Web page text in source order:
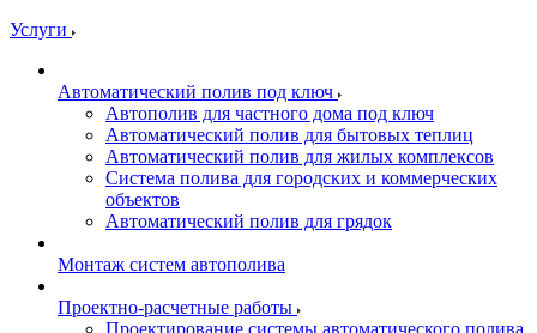
Услуги
Автоматический полив под ключ
Автополив для частного дома под ключ
Автоматический полив для бытовых теплиц
Автоматический полив для жилых комплексов
Система полива для городских и коммерческих
объектов
Автоматический полив для грядок
Монтаж систем автополива
Проектно-расчетные работы
Проектирование системы автоматического полива